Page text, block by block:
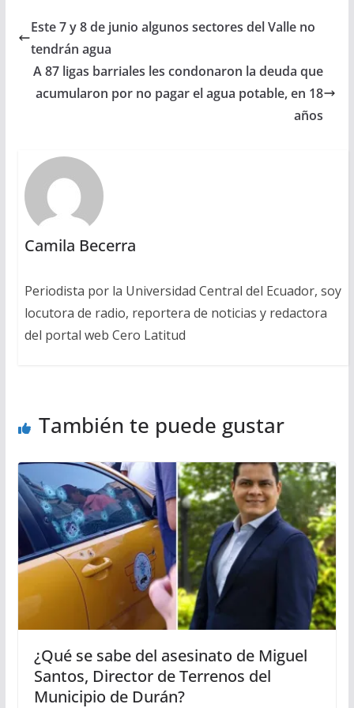
Este 7 y 8 de junio algunos sectores del Valle no
tendrán agua
A 87 ligas barriales les condonaron la deuda que
acumularon por no pagar el agua potable, en 18
años
Camila Becerra
Periodista por la Universidad Central del Ecuador, soy
locutora de radio, reportera de noticias y redactora
del portal web Cero Latitud
También te puede gustar
¿Qué se sabe del asesinato de Miguel
Santos, Director de Terrenos del
Municipio de Durán?